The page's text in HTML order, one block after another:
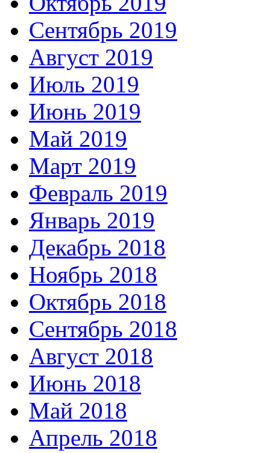
Сентябрь 2019
Август 2019
Июль 2019
Июнь 2019
Май 2019
Март 2019
Февраль 2019
Январь 2019
Декабрь 2018
Ноябрь 2018
Октябрь 2018
Сентябрь 2018
Август 2018
Июнь 2018
Май 2018
Апрель 2018